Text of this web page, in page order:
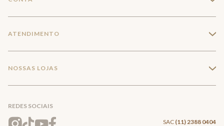
Trabalhe conosco
Mapa do Site
Meus pedidos
Wishlist
ATENDIMENTO +
Entrega e Frete
NOSSAS LOJAS +
REDES SOCIAIS
SAC (11) 2388 0404